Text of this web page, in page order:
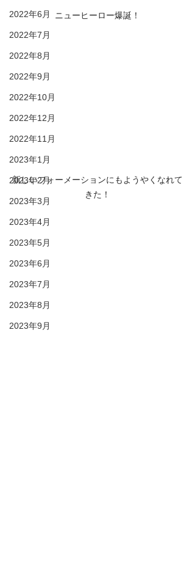
2022年6月
2022年7月
2022年8月
2022年9月
2022年10月
2022年12月
2022年11月
2023年1月
2023年2月
2023年3月
2023年4月
2023年5月
2023年6月
2023年7月
2023年8月
2023年9月
ニューヒーロー爆誕！
新しいフォーメーションにもようやくなれて
きた！